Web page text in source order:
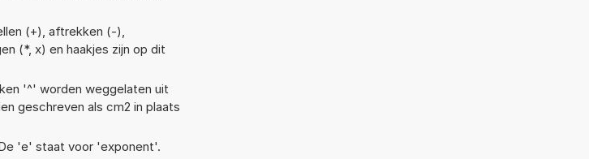
(+), aftrekken (-),
(*, x) en haakjes zijn op dit
'^' worden weggelaten uit
geschreven als cm2 in plaats
'e' staat voor 'exponent'.